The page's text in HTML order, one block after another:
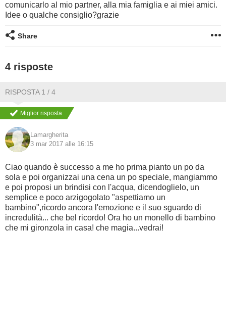
CAPELLI
BAMBINO
DIETA
GUIDE
FORUM
comunicarlo al mio partner, alla mia famiglia e ai miei amici.
Idee o qualche consiglio?grazie
Share
4 risposte
RISPOSTA 1 / 4
Miglior risposta
Lamargherita
3 mar 2017 alle 16:15
Ciao quando è successo a me ho prima pianto un po da
sola e poi organizzai una cena un po speciale, mangiammo
e poi proposi un brindisi con l'acqua, dicendoglielo, un
semplice e poco arzigogolato "aspettiamo un
bambino",ricordo ancora l'emozione e il suo sguardo di
incredulità... che bel ricordo! Ora ho un monello di bambino
che mi gironzola in casa! che magia...vedrai!